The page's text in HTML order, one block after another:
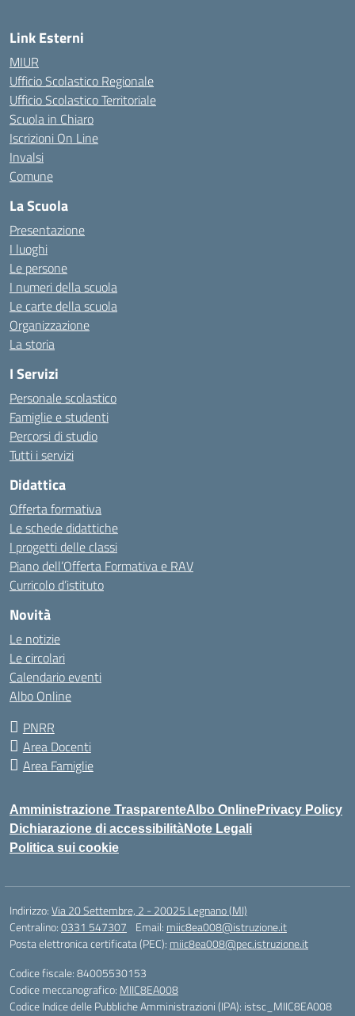
Link Esterni
MIUR
Ufficio Scolastico Regionale
Ufficio Scolastico Territoriale
Scuola in Chiaro
Iscrizioni On Line
Invalsi
Comune
La Scuola
Presentazione
I luoghi
Le persone
I numeri della scuola
Le carte della scuola
Organizzazione
La storia
I Servizi
Personale scolastico
Famiglie e studenti
Percorsi di studio
Tutti i servizi
Didattica
Offerta formativa
Le schede didattiche
I progetti delle classi
Piano dell’Offerta Formativa e RAV
Curricolo d’istituto
Novità
Le notizie
Le circolari
Calendario eventi
Albo Online
PNRR
Area Docenti
Area Famiglie
Amministrazione TrasparenteAlbo OnlinePrivacy Policy
Dichiarazione di accessibilitàNote Legali
Politica sui cookie
Indirizzo:Via 20 Settembre, 2 - 20025 Legnano (MI)
Centralino:0331 547307 Email: miic8ea008@istruzione.it
Posta elettronica certificata (PEC): miic8ea008@pec.istruzione.it
Codice fiscale: 84005530153
Codice meccanografico: MIIC8EA008
Codice Indice delle Pubbliche Amministrazioni (IPA): istsc_MIIC8EA008